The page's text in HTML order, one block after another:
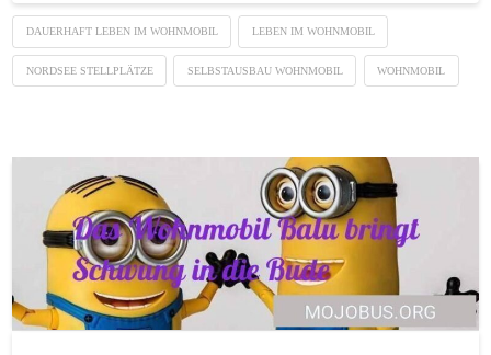
DAUERHAFT LEBEN IM WOHNMOBIL LEBEN IM WOHNMOBIL
NORDSEE STELLPLÄTZE SELBSTAUSBAU WOHNMOBIL WOHNMOBIL